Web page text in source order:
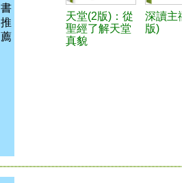
書
推
薦
天堂(2版)：從
聖經了解天堂
真貌
深讀主
版)